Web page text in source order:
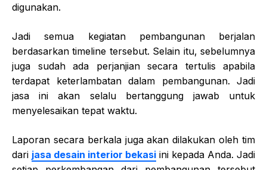
digunakan.
Jadi semua kegiatan pembangunan berjalan
berdasarkan timeline tersebut. Selain itu, sebelumnya
juga sudah ada perjanjian secara tertulis apabila
terdapat keterlambatan dalam pembangunan. Jadi
jasa ini akan selalu bertanggung jawab untuk
menyelesaikan tepat waktu.
Laporan secara berkala juga akan dilakukan oleh tim
dari jasa desain interior bekasi ini kepada Anda. Jadi